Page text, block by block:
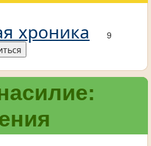
хроника
9